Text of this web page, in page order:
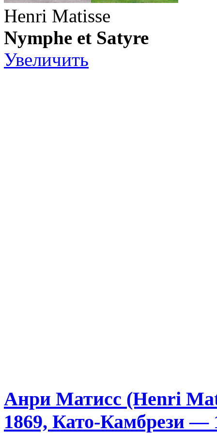
Henri Matisse
Nymphe et Satyre
Увеличить
Анри Матисс (Henri
1869, Като-Камбрези —